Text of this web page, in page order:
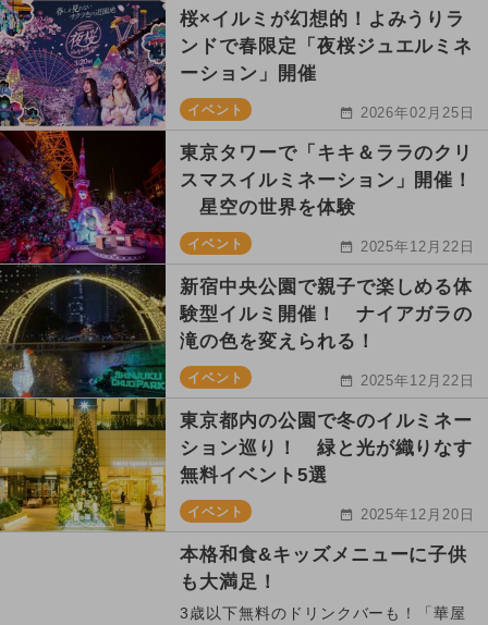
桜×イルミが幻想的！よみうりラ
ンドで春限定「夜桜ジュエルミネ
ーション」開催
イベント 2026年02月25日
東京タワーで「キキ＆ララのクリ
スマスイルミネーション」開催！
星空の世界を体験
イベント 2025年12月22日
新宿中央公園で親子で楽しめる体
験型イルミ開催！ ナイアガラの
滝の色を変えられる！
イベント 2025年12月22日
東京都内の公園で冬のイルミネー
ション巡り！ 緑と光が織りなす
無料イベント5選
イベント 2025年12月20日
本格和食&キッズメニューに子供
も大満足！
3歳以下無料のドリンクバーも！「華屋